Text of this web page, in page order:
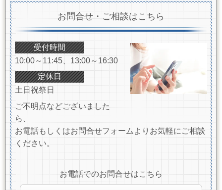
お問合せ・ご相談はこちら
受付時間
10:00～11:45、13:00～16:30
定休日
土日祝祭日
ご不明点などございました
ら、
お電話もしくはお問合せフォームよりお気軽にご相談
ください。
お電話でのお問合せはこちら